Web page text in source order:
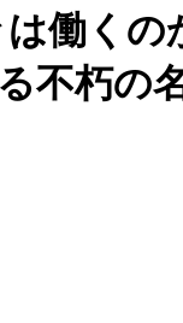
働くの
不朽の